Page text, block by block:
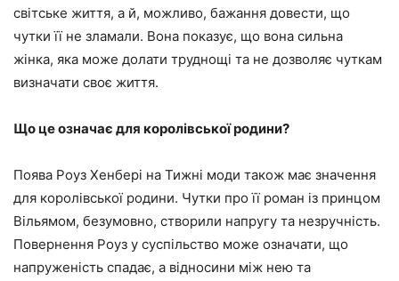
світське життя, а й, можливо, бажання довести, що
чутки її не зламали. Вона показує, що вона сильна
жінка, яка може долати труднощі та не дозволяє чуткам
визначати своє життя.
Що це означає для королівської родини?
Поява Роуз Хенбері на Тижні моди також має значення
для королівської родини. Чутки про її роман із принцом
Вільямом, безумовно, створили напругу та незручність.
Повернення Роуз у суспільство може означати, що
напруженість спадає, а відносини між нею та